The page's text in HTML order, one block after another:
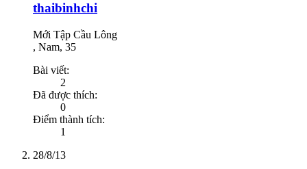
thaibinhchi
Mới Tập Cầu Lông
, Nam, 35
Bài viết:
2
Đã được thích:
0
Điểm thành tích:
1
28/8/13